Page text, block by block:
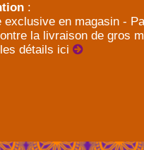
:
exclusive en magasin -
la livraison de gros
détails ici